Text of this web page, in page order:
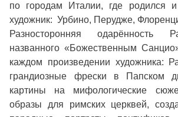
по городам Италии, где родился и
художник: Урбино, Перудже,
Разносторонняя одарённость
названного «Божественным
каждом произведении художника:
грандиозные фрески в Папском
картины на мифологические
образы для римских церквей,